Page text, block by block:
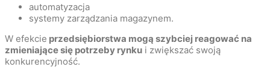
automatyzacja
systemy zarządzania magazynem.
W efekcie przedsiębiorstwa mogą szybciej reagować na
zmieniające się potrzeby rynku i zwiększać swoją
konkurencyjność.